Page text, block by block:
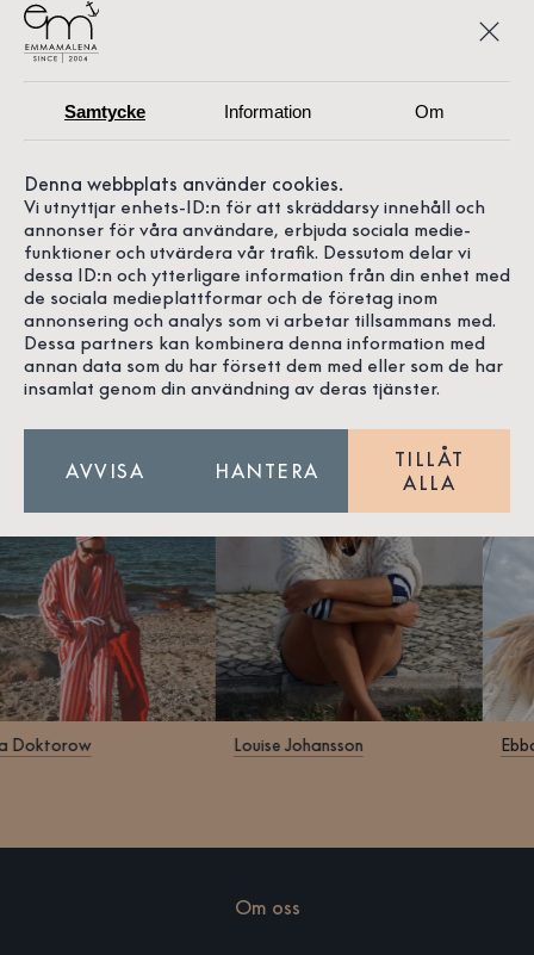
VÄNNER SOM DELAR VÅR
PASSION
Vi älskar att lära känna nya människor, folk som delar
vår passion för havet, kusten, kvalitet, hantverk och
design. Och allt annat magiskt i livet. Här får du träffa
några av dem, som precis som vi gillar tidlöst och
stilrent.
Doktorow Louise Johansson
Om oss
Samtycke Information Om
Denna webbplats använder cookies.
Vi utnyttjar enhets-ID:n för att skräddarsy innehåll och
annonser för våra användare, erbjuda sociala medie-
funktioner och utvärdera vår trafik. Dessutom delar vi
dessa ID:n och ytterligare information från din enhet med
de sociala medieplattformar och de företag inom
annonsering och analys som vi arbetar tillsammans med.
Dessa partners kan kombinera denna information med
annan data som du har försett dem med eller som de har
insamlat genom din användning av deras tjänster.
AVVISA HANTERA
TILLÅT
ALLA